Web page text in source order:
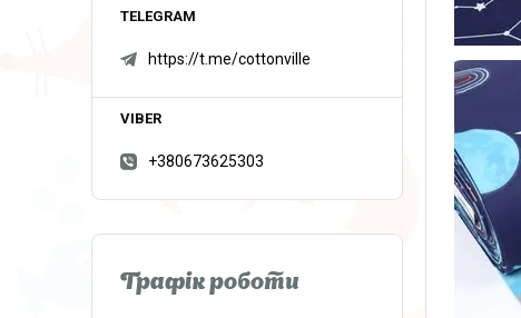
https://t.me/cottonville
+380673625303
Графік роботи